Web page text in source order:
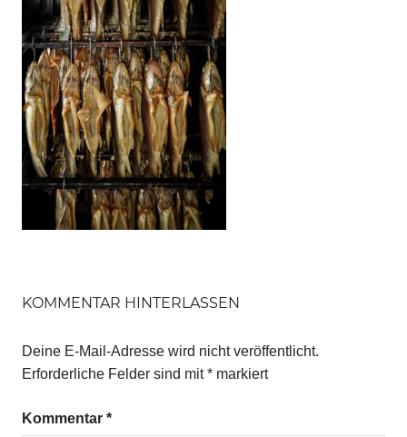
KOMMENTAR HINTERLASSEN
Deine E-Mail-Adresse wird nicht veröffentlicht.
Erforderliche Felder sind mit* markiert
Kommentar *